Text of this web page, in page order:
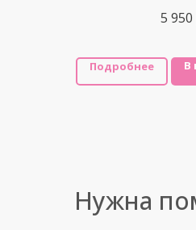
5 950
Подробнее В
Нужна